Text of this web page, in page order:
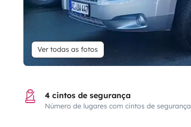
Ver todas as fotos
4 cintos de segurança
Número de lugares com cintos de segurança